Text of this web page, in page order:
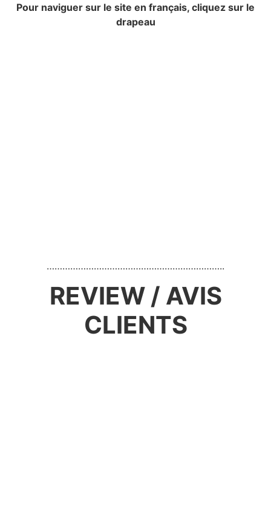
Pour naviguer sur le site en français, cliquez sur le
drapeau
…………………………………………………………..
REVIEW / AVIS
CLIENTS